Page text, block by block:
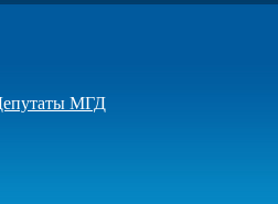
МГД